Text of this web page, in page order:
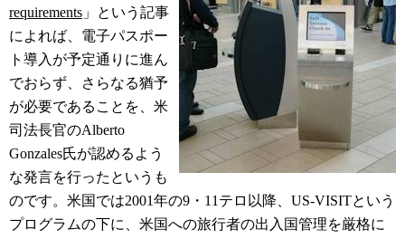
requirements 」という記事
によれば、電子パスポー
ト導入が予定通りに進ん
でおらず、さらなる猶予
が必要であることを、米
司法長官のAlberto
Gonzales氏が認めるよう
な発言を行ったというも
のです。米国では2001年の9・11テロ以降、US-VISITという
プログラムの下に、米国への旅行者の出入国管理を厳格に